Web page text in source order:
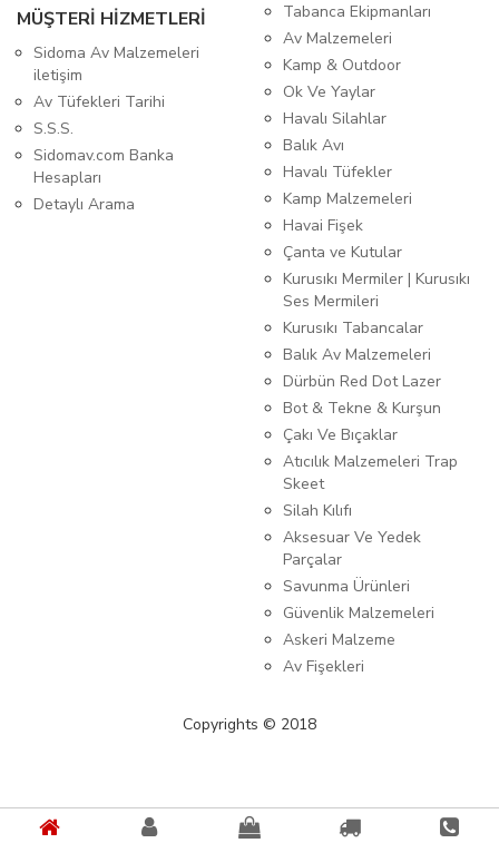
MÜŞTERİ HİZMETLERİ
Sidoma Av Malzemeleri
iletişim
Av Tüfekleri Tarihi
S.S.S.
Sidomav.com Banka
Hesapları
Detaylı Arama
Tabanca Ekipmanları
Av Malzemeleri
Kamp & Outdoor
Ok Ve Yaylar
Havalı Silahlar
Balık Avı
Havalı Tüfekler
Kamp Malzemeleri
Havai Fişek
Çanta ve Kutular
Kurusıkı Mermiler | Kurusıkı
Ses Mermileri
Kurusıkı Tabancalar
Balık Av Malzemeleri
Dürbün Red Dot Lazer
Bot & Tekne & Kurşun
Çakı Ve Bıçaklar
Atıcılık Malzemeleri Trap
Skeet
Silah Kılıfı
Aksesuar Ve Yedek
Parçalar
Savunma Ürünleri
Güvenlik Malzemeleri
Askeri Malzeme
Av Fişekleri
Copyrights © 2018
{%kategori_metaDescription%} {%KATEGORI_ADI%}